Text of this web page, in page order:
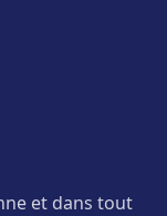
et dans tout